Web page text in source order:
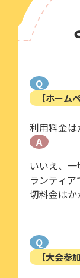
Q
【ホーム
利用料金は
A
いいえ、
ランティ
切料金はか
Q
【大会参